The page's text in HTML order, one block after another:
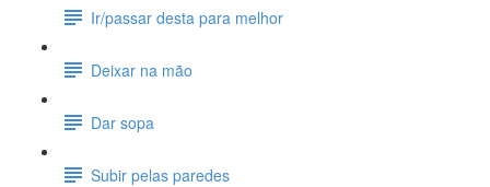
Ir/passar desta para melhor
Deixar na mão
Dar sopa
Subir pelas paredes